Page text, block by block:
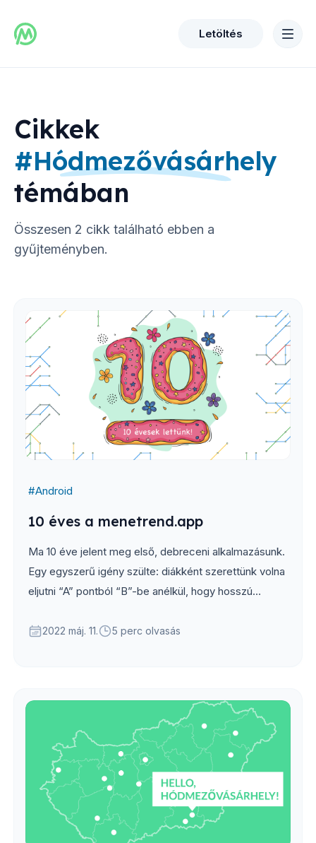
Letöltés
Cikkek
#Hódmezővásárhely
témában
Összesen 2 cikk található ebben a
gyűjteményben.
#Android
10 éves a menetrend.app
Ma 10 éve jelent meg első, debreceni alkalmazásunk.
Egy egyszerű igény szülte: diákként szerettünk volna
eljutni “A” pontból “B”-be anélkül, hogy hosszú
menetrendi táblázatokat...
2022 máj. 11. 5 perc olvasás